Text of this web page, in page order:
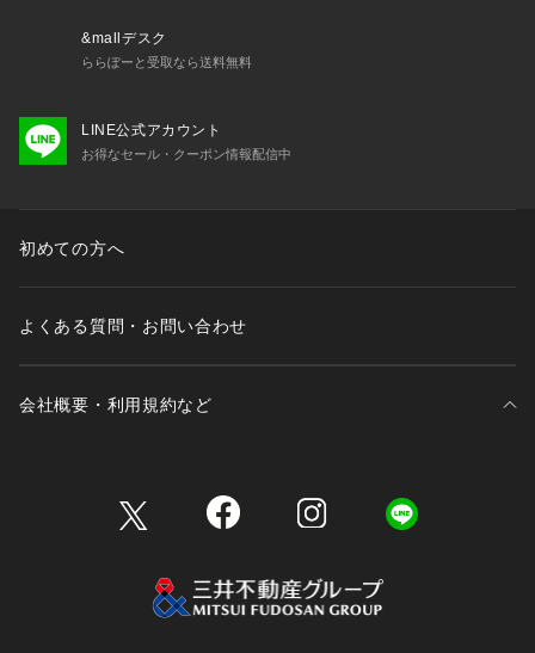
&mallデスク
ららぽーと受取なら送料無料
LINE公式アカウント
お得なセール・クーポン情報配信中
初めての方へ
よくある質問・お問い合わせ
会社概要・利用規約など